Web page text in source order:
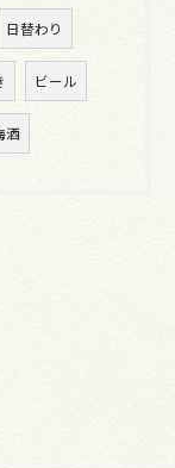
日替わり
ビール
酒